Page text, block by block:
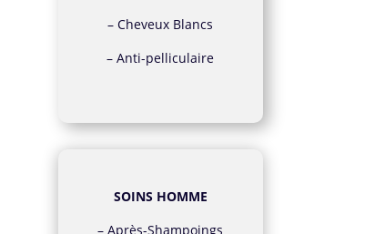
–Cheveux Blancs
–Anti-pelliculaire
SOINS HOMME
–Après-Shampoings